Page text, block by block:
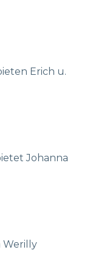
Erich u.
Johanna
Werilly